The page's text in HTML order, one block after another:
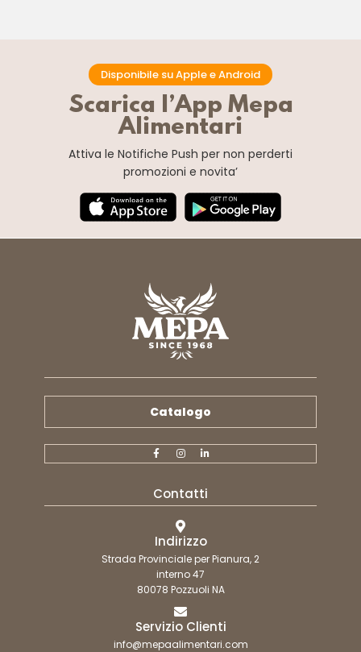
Disponibile su Apple e Android
Scarica l’App Mepa
Alimentari
Attiva le Notifiche Push per non perderti
promozioni e novita’
Catalogo
Contatti
Indirizzo
Strada Provinciale per Pianura, 2
interno 47
80078 Pozzuoli NA
Servizio Clienti
info@mepaalimentari.com